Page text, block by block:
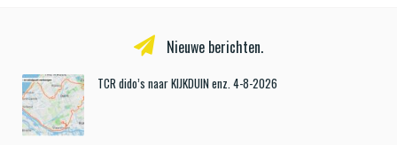
Nieuwe berichten.
TCR dido’s naar KIJKDUIN enz. 4-8-2026